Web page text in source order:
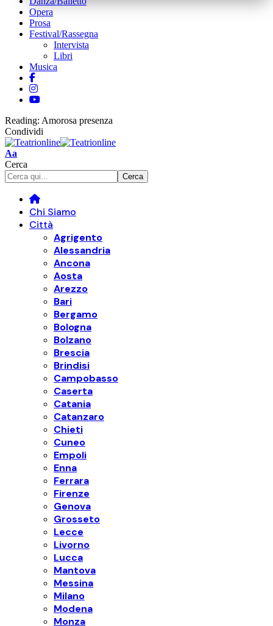
Opera
Prosa
Festival/Rassegna
Intervista
Libri
Musica
Reading: Amorosa presenza
Condividi
Font
Resizer
Aa
Cerca
Chi Siamo
Città
Agrigento
Alessandria
Ancona
Aosta
Arezzo
Bari
Bergamo
Bologna
Bolzano
Brescia
Brindisi
Campobasso
Caserta
Catania
Catanzaro
Chieti
Cuneo
Empoli
Enna
Ferrara
Firenze
Genova
Grosseto
Lecce
Livorno
Lucca
Mantova
Messina
Milano
Modena
Monza